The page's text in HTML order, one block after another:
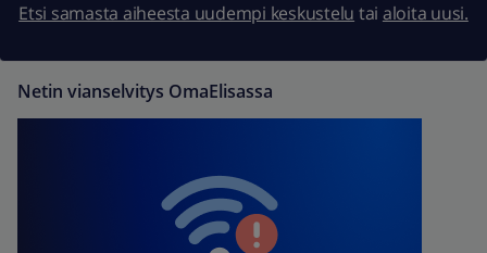
Etsi samasta aiheesta uudempi keskustelu tai aloita uusi.
Netin vianselvitys OmaElisassa